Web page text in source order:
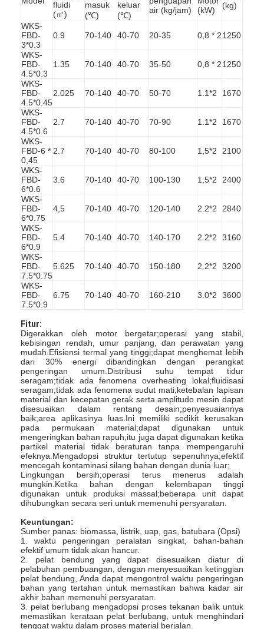
Rumah
Produk
Tentang kita
Wisata pabrik
Kontrol kualitas
Hubungi kami
Berita
Semua Kasus
Pengering Semprot Sentrifugal Berkecepatan Tinggi
Pengering Tempat Tidur Bergetar Bergetar
Pengering vakum microwave
Pengering Semprot Tekanan
fluidi
(㎡)
masuk
(℃)
keluar
(℃)
air (kg/jam)
(kW)
(kg)
WKS-
FBD-
3*0.3
0.9 70-140 40-70 20-35 0,8 * 21250
WKS-
FBD-
4.5*0.3
1.35 70-140 40-70 35-50 0,8 * 21250
WKS-
FBD-
4.5*0.45
2.025 70-140 40-70 50-70 1.1*2 1670
WKS-
FBD-
4.5*0.6
2.7 70-140 40-70 70-90 1.1*2 1670
WKS-
FBD-6 *
0,45
2.7 70-140 40-70 80-100 1,5*2 2100
WKS-
FBD-
6*0.6
3.6 70-140 40-70 100-130 1,5*2 2400
WKS-
FBD-
6*0.75
4,5 70-140 40-70 120-140 2.2*2 2840
WKS-
FBD-
6*0.9
5.4 70-140 40-70 140-170 2.2*2 3160
WKS-
FBD-
7.5*0.75
5.625 70-140 40-70 150-180 2.2*2 3200
WKS-
FBD-
7.5*0.9
6.75 70-140 40-70 160-210 3.0*2 3600
Fitur:
Digerakkan oleh motor bergetar;operasi yang stabil,
kebisingan rendah, umur panjang, dan perawatan yang
mudah.Efisiensi termal yang tinggi;dapat menghemat lebih
dari 30% energi dibandingkan dengan perangkat
pengeringan umum.Distribusi suhu tempat tidur
seragam;tidak ada fenomena overheating lokal;fluidisasi
seragam;tidak ada fenomena sudut mati;ketebalan lapisan
material dan kecepatan gerak serta amplitudo mesin dapat
disesuaikan dalam rentang desain;penyesuaiannya
baik;area aplikasinya luas.Ini memiliki sedikit kerusakan
pada permukaan material;dapat digunakan untuk
mengeringkan bahan rapuh;itu juga dapat digunakan ketika
partikel material tidak beraturan tanpa mempengaruhi
efeknya.Mengadopsi struktur tertutup sepenuhnya;efektif
mencegah kontaminasi silang bahan dengan dunia luar;
Lingkungan bersih;operasi terus menerus adalah
mungkin.Ketika bahan dengan kelembapan tinggi
digunakan untuk produksi massal;beberapa unit dapat
dihubungkan secara seri untuk memenuhi persyaratan.
Keuntungan:
Sumber panas: biomassa, listrik, uap, gas, batubara (Opsi)
1. waktu pengeringan peralatan singkat, bahan-bahan
efektif umum tidak akan hancur.
2. pelat bendung yang dapat disesuaikan diatur di
pelabuhan pembuangan, dengan menyesuaikan ketinggian
pelat bendung, Anda dapat mengontrol waktu pengeringan
bahan yang tertahan untuk memastikan bahwa kadar air
akhir bahan memenuhi persyaratan.
3. pelat berlubang mengadopsi proses tekanan balik untuk
memastikan kerataan pelat berlubang, untuk menghindari
tenggat waktu dalam proses material berjalan.